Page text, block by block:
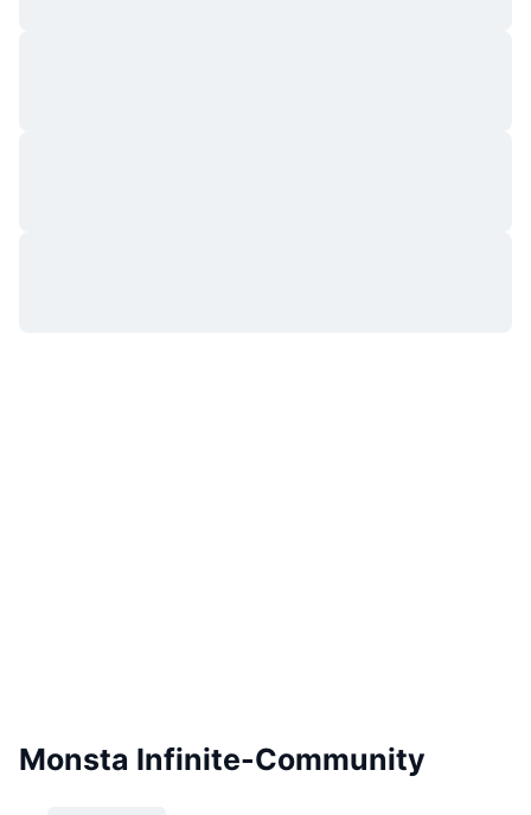
Monsta Infinite-Community